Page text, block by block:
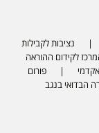
נציבות לקבילות
לקידום ההוראה
פורום
הבדואי בנגב